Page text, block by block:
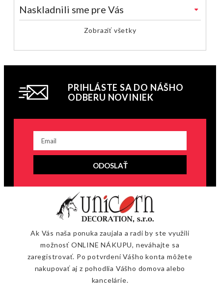
Naskladnili sme pre Vás
Zobraziť všetky
PRIHLÁSTE SA DO NÁŠHO
ODBERU NOVINIEK
ODOSLAŤ
Ak Vás naša ponuka zaujala a radi by ste využili
možnosť ONLINE NÁKUPU, neváhajte sa
zaregistrovať. Po potvrdení Vášho konta môžete
nakupovať aj z pohodlia Vášho domova alebo
kancelárie.